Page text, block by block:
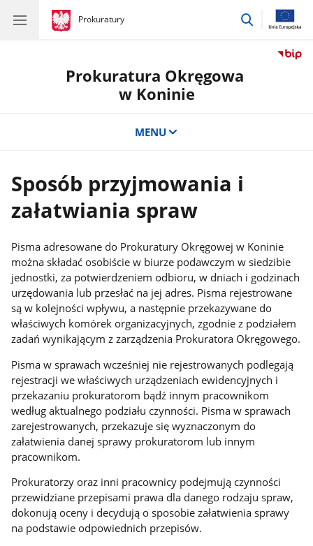
gov.pl
Prokuratury
gov.pl
Prokuratury
przejdź
Prokuratura Okręgowa
w Koninie
MENU
Sposób przyjmowania i
załatwiania spraw
Pisma adresowane do Prokuratury Okręgowej w Koninie
można składać osobiście w biurze podawczym w siedzibie
jednostki, za potwierdzeniem odbioru, w dniach i godzinach
urzędowania lub przesłać na jej adres. Pisma rejestrowane
są w kolejności wpływu, a następnie przekazywane do
właściwych komórek organizacyjnych, zgodnie z podziałem
zadań wynikającym z zarządzenia Prokuratora Okręgowego.
Pisma w sprawach wcześniej nie rejestrowanych podlegają
rejestracji we właściwych urządzeniach ewidencyjnych i
przekazaniu prokuratorom bądź innym pracownikom
według aktualnego podziału czynności. Pisma w sprawach
zarejestrowanych, przekazuje się wyznaczonym do
załatwienia danej sprawy prokuratorom lub innym
pracownikom.
Prokuratorzy oraz inni pracownicy podejmują czynności
przewidziane przepisami prawa dla danego rodzaju spraw,
dokonują oceny i decydują o sposobie załatwienia sprawy
na podstawie odpowiednich przepisów.